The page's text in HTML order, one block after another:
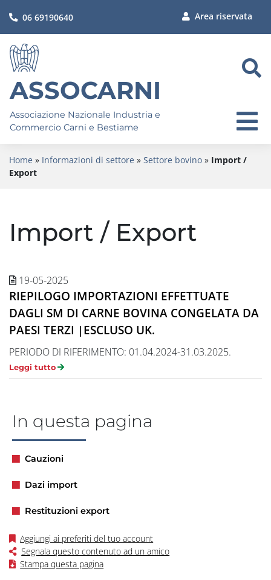
06 69190640 Area riservata
ASSOCARNI
Associazione Nazionale Industria e
Commercio Carni e Bestiame
Home » Informazioni di settore » Settore bovino » Import /
Export
Import / Export
19-05-2025
RIEPILOGO IMPORTAZIONI EFFETTUATE
DAGLI SM DI CARNE BOVINA CONGELATA DA
PAESI TERZI |ESCLUSO UK.
PERIODO DI RIFERIMENTO: 01.04.2024-31.03.2025.
Leggi tutto
In questa pagina
Cauzioni
Dazi import
Restituzioni export
Aggiungi ai preferiti del tuo account
Segnala questo contenuto ad un amico
Stampa questa pagina